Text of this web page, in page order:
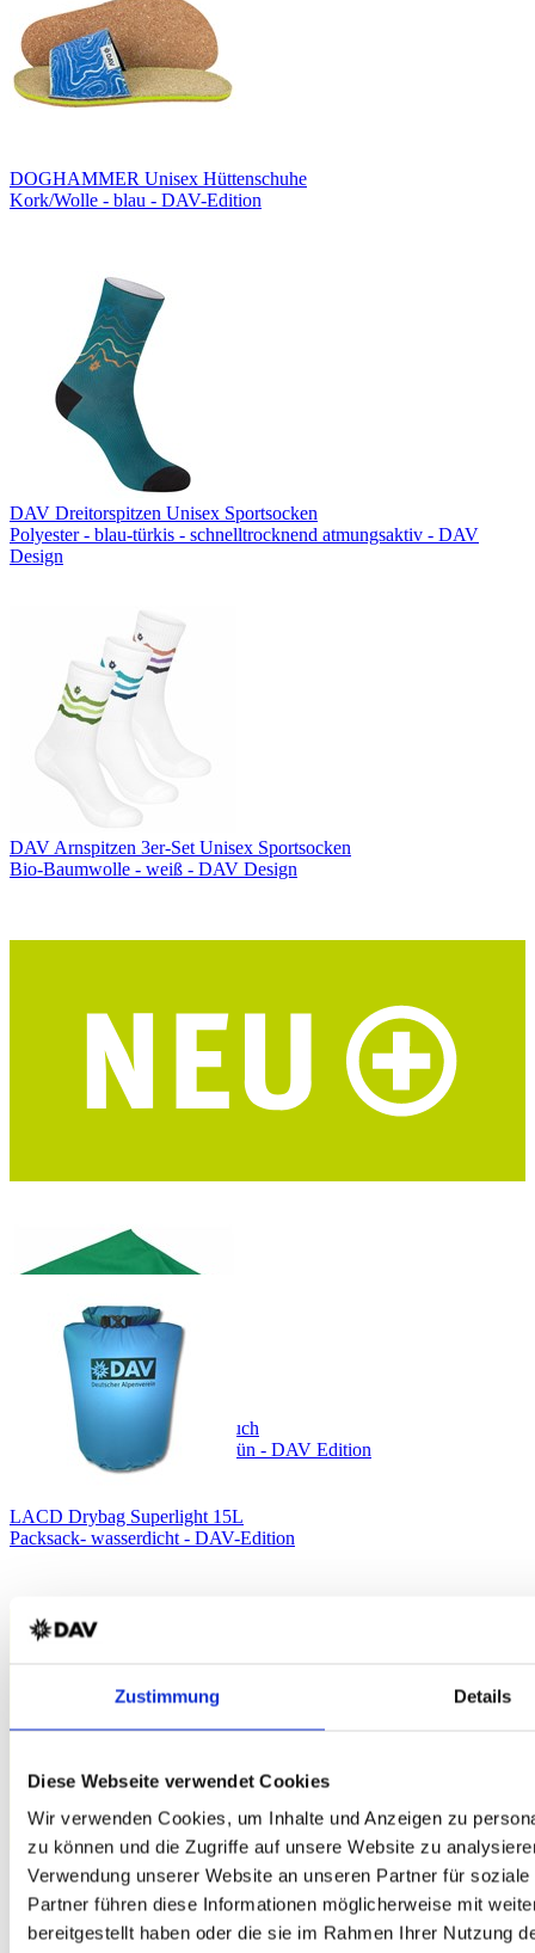
Zustimmung Details
Diese Webseite verwendet Cookies
Wir verwenden Cookies, um Inhalte und Anzeigen zu
zu können und die Zugriffe auf unsere Website zu
Verwendung unserer Website an unseren Partner für
Partner führen diese Informationen möglicherweise mit
bereitgestellt haben oder die sie im Rahmen Ihrer Nutzung
DOGHAMMER Unisex Hüttenschuhe
Kork/Wolle - blau - DAV-Edition
DAV Dreitorspitzen Unisex Sportsocken
Polyester - blau-türkis - schnelltrocknend atmungsaktiv - DAV
Design
DAV Arnspitzen 3er-Set Unisex Sportsocken
Bio-Baumwolle - weiß - DAV Design
COCOON Mikrofaser Handtuch
Größe M - ultraleicht - waldgrün - DAV Edition
LACD Drybag Superlight 15L
Packsack- wasserdicht - DAV-Edition